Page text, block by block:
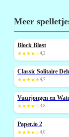
Meer
NIEUW
Block Blast
★★★★☆4,2
NIEUW
Classic Solitaire
★★★★★4,7
Vuurjongen en
★★★★☆3,8
Paper.io 2
★★★★☆4,0